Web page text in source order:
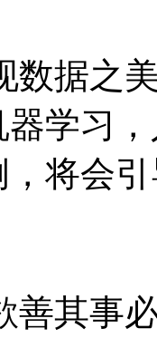
数据之
学习
，将会
善其事